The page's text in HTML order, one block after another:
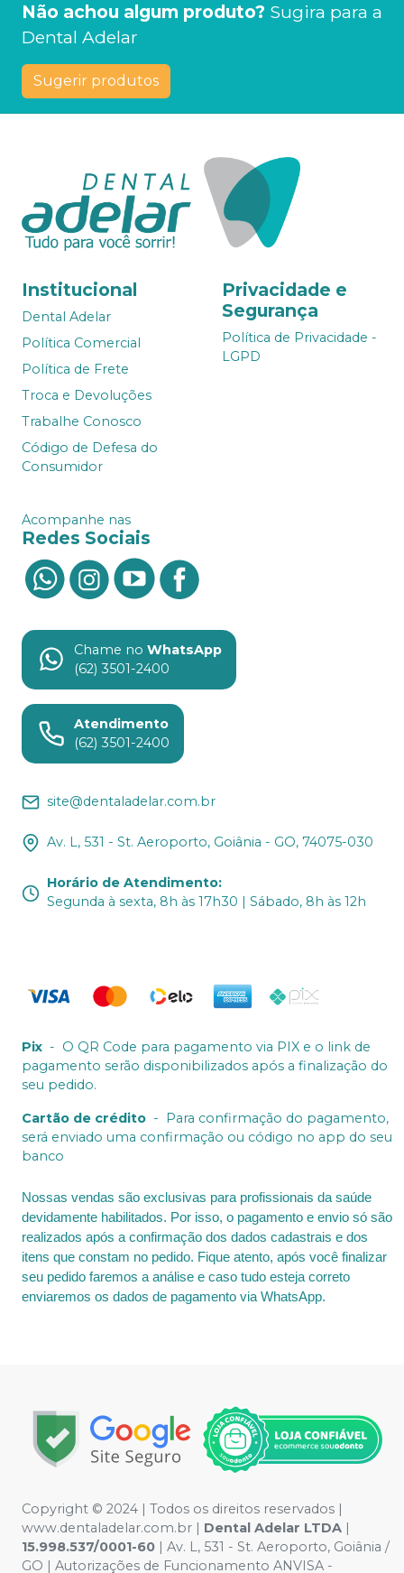
Não achou algum produto? Sugira para a
Dental Adelar
Sugerir produtos
Institucional
Dental Adelar
Política Comercial
Política de Frete
Troca e Devoluções
Trabalhe Conosco
Código de Defesa do
Consumidor
Privacidade e
Segurança
Política de Privacidade -
LGPD
Acompanhe nas
Redes Sociais
Chame no WhatsApp
(62) 3501-2400
Atendimento
(62) 3501-2400
site@dentaladelar.com.br
Av. L, 531 - St. Aeroporto, Goiânia - GO, 74075-030
Horário de Atendimento:
Segunda à sexta, 8h às 17h30 | Sábado, 8h às 12h
Pix - O QR Code para pagamento via PIX e o link de
pagamento serão disponibilizados após a finalização do
seu pedido.
Cartão de crédito - Para confirmação do pagamento,
será enviado uma confirmação ou código no app do seu
banco
Nossas vendas são exclusivas para profissionais da saúde
devidamente habilitados. Por isso, o pagamento e envio só são
realizados após a confirmação dos dados cadastrais e dos
itens que constam no pedido. Fique atento, após você finalizar
seu pedido faremos a análise e caso tudo esteja correto
enviaremos os dados de pagamento via WhatsApp.
Copyright © 2024 | Todos os direitos reservados |
www.dentaladelar.com.br | Dental Adelar LTDA |
15.998.537/0001-60 | Av. L, 531 - St. Aeroporto, Goiânia /
GO | Autorizações de Funcionamento ANVISA -